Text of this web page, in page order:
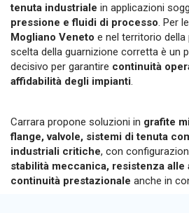
tenuta industriale in applicazioni
pressione e fluidi di processo . Per
Mogliano Veneto e nel territorio della
scelta della guarnizione corretta è un
decisivo per garantire continuità
affidabilità degli impianti
Carrara propone soluzioni in grafite
flange, valvole, sistemi di tenuta
industriali critiche, con
stabilità meccanica, resistenza alle
continuità prestazionale anche in